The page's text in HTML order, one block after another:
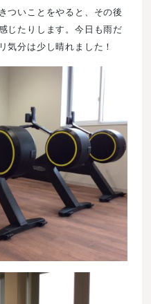
ついことをやると、その後
じたりします。今日も雨だ
気分は少し晴れました！